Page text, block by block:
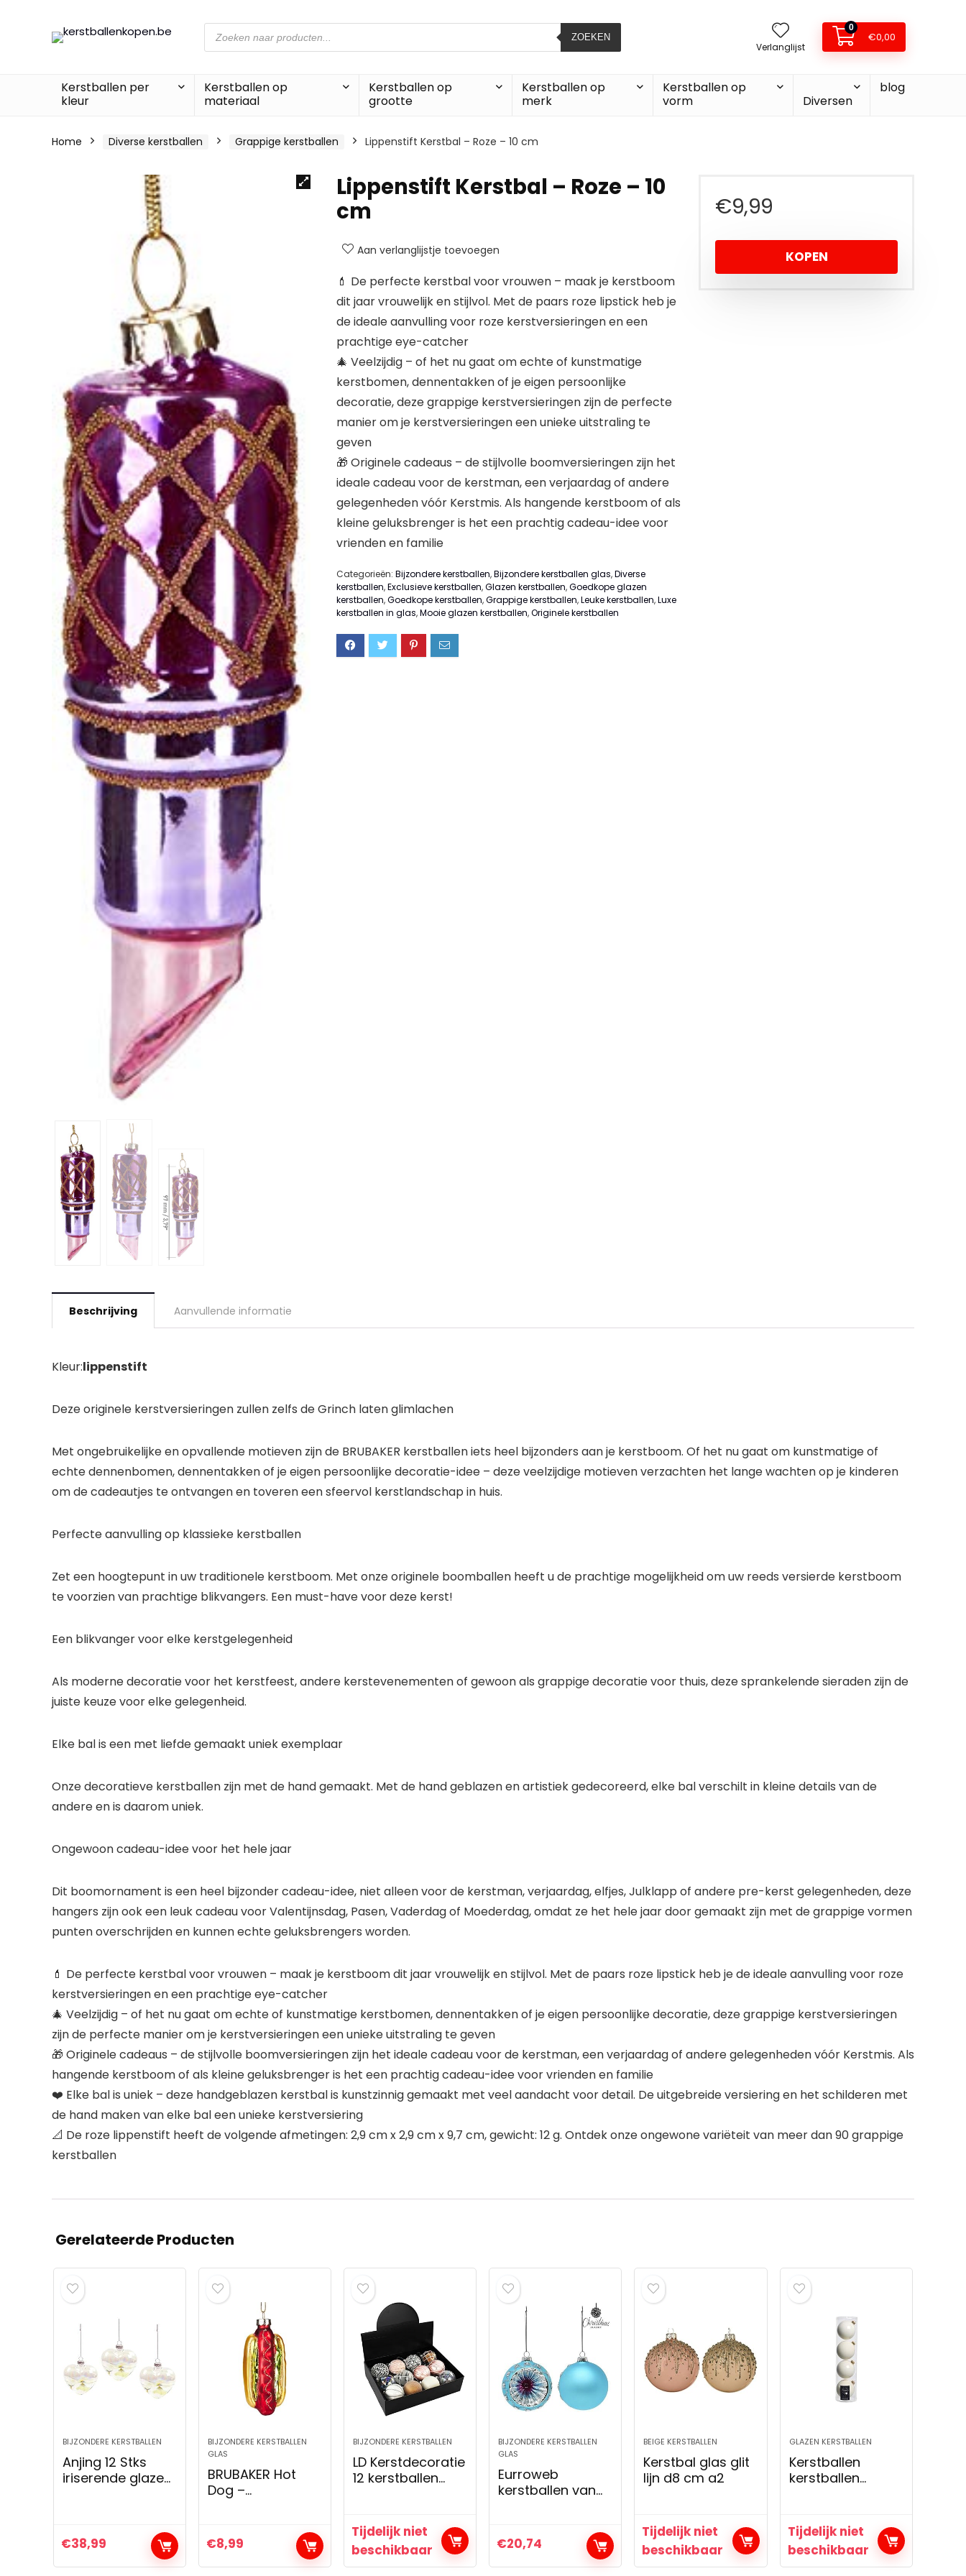
Producten
zoeken ZOEKEN
Verlanglijst
0
€0,00
Kerstballen per
kleur
Kerstballen op
materiaal
Kerstballen op
grootte
Kerstballen op
merk
Kerstballen op
vorm
Diversen
blog
Home Diverse kerstballen Grappige kerstballen Lippenstift Kerstbal – Roze – 10 cm
Lippenstift Kerstbal – Roze – 10
cm
Aan verlanglijstje toevoegen
💄 De perfecte kerstbal voor vrouwen – maak je kerstboom
dit jaar vrouwelijk en stijlvol. Met de paars roze lipstick heb je
de ideale aanvulling voor roze kerstversieringen en een
prachtige eye-catcher
🎄 Veelzijdig – of het nu gaat om echte of kunstmatige
kerstbomen, dennentakken of je eigen persoonlijke
decoratie, deze grappige kerstversieringen zijn de perfecte
manier om je kerstversieringen een unieke uitstraling te
geven
🎁 Originele cadeaus – de stijlvolle boomversieringen zijn het
ideale cadeau voor de kerstman, een verjaardag of andere
gelegenheden vóór Kerstmis. Als hangende kerstboom of als
kleine geluksbrenger is het een prachtig cadeau-idee voor
vrienden en familie
Categorieën: Bijzondere kerstballen,Bijzondere kerstballen glas,Diverse
kerstballen,Exclusieve kerstballen,Glazen kerstballen,Goedkope glazen
kerstballen,Goedkope kerstballen,Grappige kerstballen,Leuke kerstballen,Luxe
kerstballen in glas,Mooie glazen kerstballen,Originele kerstballen
€9,99
KOPEN
Beschrijving Aanvullende informatie
Kleur:lippenstift
Deze originele kerstversieringen zullen zelfs de Grinch laten glimlachen
Met ongebruikelijke en opvallende motieven zijn de BRUBAKER kerstballen iets heel bijzonders aan je kerstboom. Of het nu gaat om kunstmatige of
echte dennenbomen, dennentakken of je eigen persoonlijke decoratie-idee – deze veelzijdige motieven verzachten het lange wachten op je kinderen
om de cadeautjes te ontvangen en toveren een sfeervol kerstlandschap in huis.
Perfecte aanvulling op klassieke kerstballen
Zet een hoogtepunt in uw traditionele kerstboom. Met onze originele boomballen heeft u de prachtige mogelijkheid om uw reeds versierde kerstboom
te voorzien van prachtige blikvangers. Een must-have voor deze kerst!
Een blikvanger voor elke kerstgelegenheid
Als moderne decoratie voor het kerstfeest, andere kerstevenementen of gewoon als grappige decoratie voor thuis, deze sprankelende sieraden zijn de
juiste keuze voor elke gelegenheid.
Elke bal is een met liefde gemaakt uniek exemplaar
Onze decoratieve kerstballen zijn met de hand gemaakt. Met de hand geblazen en artistiek gedecoreerd, elke bal verschilt in kleine details van de
andere en is daarom uniek.
Ongewoon cadeau-idee voor het hele jaar
Dit boomornament is een heel bijzonder cadeau-idee, niet alleen voor de kerstman, verjaardag, elfjes, Julklapp of andere pre-kerst gelegenheden, deze
hangers zijn ook een leuk cadeau voor Valentijnsdag, Pasen, Vaderdag of Moederdag, omdat ze het hele jaar door gemaakt zijn met de grappige vormen
punten overschrijden en kunnen echte geluksbrengers worden.
💄 De perfecte kerstbal voor vrouwen – maak je kerstboom dit jaar vrouwelijk en stijlvol. Met de paars roze lipstick heb je de ideale aanvulling voor roze
kerstversieringen en een prachtige eye-catcher
🎄 Veelzijdig – of het nu gaat om echte of kunstmatige kerstbomen, dennentakken of je eigen persoonlijke decoratie, deze grappige kerstversieringen
zijn de perfecte manier om je kerstversieringen een unieke uitstraling te geven
🎁 Originele cadeaus – de stijlvolle boomversieringen zijn het ideale cadeau voor de kerstman, een verjaardag of andere gelegenheden vóór Kerstmis. Als
hangende kerstboom of als kleine geluksbrenger is het een prachtig cadeau-idee voor vrienden en familie
❤️ Elke bal is uniek – deze handgeblazen kerstbal is kunstzinnig gemaakt met veel aandacht voor detail. De uitgebreide versiering en het schilderen met
de hand maken van elke bal een unieke kerstversiering
📐 De roze lippenstift heeft de volgende afmetingen: 2,9 cm x 2,9 cm x 9,7 cm, gewicht: 12 g. Ontdek onze ongewone variëteit van meer dan 90 grappige
kerstballen
Gerelateerde Producten
BIJZONDERE KERSTBALLEN
Anjing 12 Stks
iriserende glazen
Kerstmis
€38,99
BIJZONDERE KERSTBALLEN
GLAS
BRUBAKER Hot
Dog –
Glas –
Mondgeblazen
Kerstboomversier
€8,99
BIJZONDERE KERSTBALLEN
LD Kerstdecoratie
12 kerstballen
Kerstmis glas
boom decoratie
set (levertijd is 3-
Tijdelijk niet
beschikbaar
BIJZONDERE KERSTBALLEN
GLAS
Eurroweb
kerstballen van
€20,74
BEIGE KERSTBALLEN
Kerstbal glas glit
lijn d8 cm a2
Tijdelijk niet
beschikbaar
GLAZEN KERSTBALLEN
Kerstballen
kerstballen
wolwit, Ø: 100mm
Tijdelijk niet
beschikbaar